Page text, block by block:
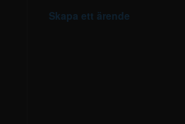
Skapa ett ärende